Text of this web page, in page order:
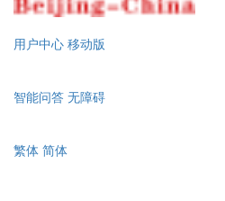
用户中心 移动版
智能问答 无障碍
繁体 简体